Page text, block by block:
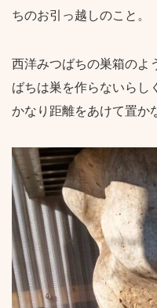
ちのお引っ越しのこと。
西洋みつばちの巣箱のよ
ばちは巣を作らないらし
かなり距離をあけて置か